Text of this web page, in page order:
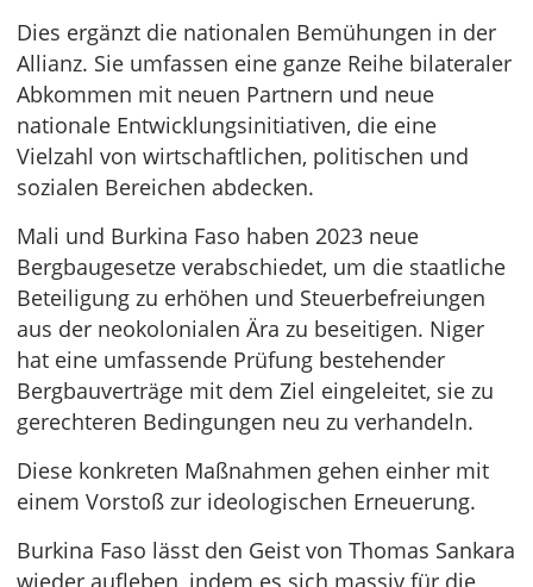
Dies ergänzt die nationalen Bemühungen in der
Allianz. Sie umfassen eine ganze Reihe bilateraler
Abkommen mit neuen Partnern und neue
nationale Entwicklungsinitiativen, die eine
Vielzahl von wirtschaftlichen, politischen und
sozialen Bereichen abdecken.
Mali und Burkina Faso haben 2023 neue
Bergbaugesetze verabschiedet, um die staatliche
Beteiligung zu erhöhen und Steuerbefreiungen
aus der neokolonialen Ära zu beseitigen. Niger
hat eine umfassende Prüfung bestehender
Bergbauverträge mit dem Ziel eingeleitet, sie zu
gerechteren Bedingungen neu zu verhandeln.
Diese konkreten Maßnahmen gehen einher mit
einem Vorstoß zur ideologischen Erneuerung.
Burkina Faso lässt den Geist von Thomas Sankara
wieder aufleben, indem es sich massiv für die